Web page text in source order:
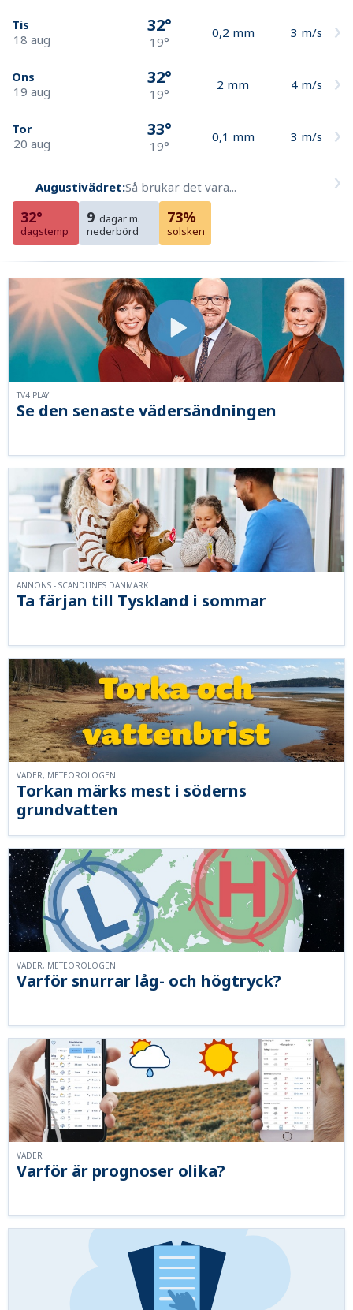
Tis
18 aug
32°
19°
0,2 mm 3 m/s
Ons
19 aug
32°
19°
2 mm 4 m/s
Tor
20 aug
33°
19°
0,1 mm 3 m/s
Augustivädret:Så brukar det vara...
32°
dagstemp
9 dagar m.
nederbörd
73%
solsken
Se den senaste vädersändningen
TV4 PLAY
Ta färjan till Tyskland i sommar
ANNONS - SCANDLINES DANMARK
Torkan märks mest i söderns
grundvatten
VÄDER, METEOROLOGEN
Varför snurrar låg- och högtryck?
VÄDER, METEOROLOGEN
Varför är prognoser olika?
VÄDER